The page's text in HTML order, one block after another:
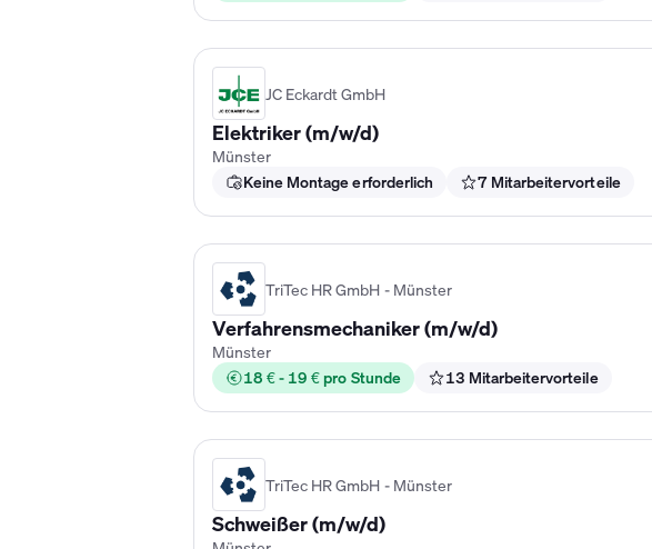
JC Eckardt GmbH
Elektriker (m/w/d)
Münster
Keine Montage erforderlich
7 Mitarbeitervorteile
TriTec HR GmbH - Münster
Verfahrensmechaniker (m/w/d)
Münster
18 € - 19 € pro Stunde
13 Mitarbeitervorteile
TriTec HR GmbH - Münster
Schweißer (m/w/d)